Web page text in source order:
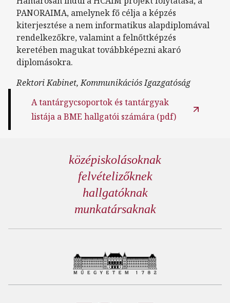
PANORAIMA, amelynek fő célja a képzés
kiterjesztése a nem informatikus alapdiplomával
rendelkezőkre, valamint a felnőttképzés
keretében magukat továbbképezni akaró
diplomásokra.
Rektori Kabinet, Kommunikációs Igazgatóság
A tantárgycsoportok és tantárgyak
listája a BME hallgatói számára (pdf)
középiskolásoknak
felvételizőknek
hallgatóknak
munkatársaknak